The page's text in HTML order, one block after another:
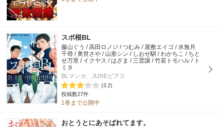
スポ根BL
藤山ぐう / 高田ロノジ / つむみ / 屋敷エイゴ / 水無月
千尋 / 奥世さや / 山形シン / しおせ馴 / わかちこ / ちと
せ万里 / イクヤス / はざま / 三雲譲 / 竹若トモハル / ト
ミタ
BLマンガ、JUNEピアス
(3.2)
投稿数27件
1巻まで公開中
おとうとにあそばれてます。